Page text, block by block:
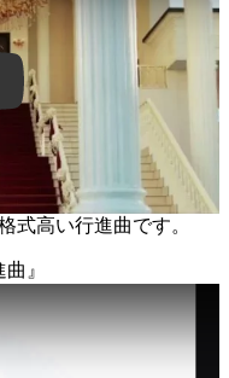
式高い行進曲です。
』